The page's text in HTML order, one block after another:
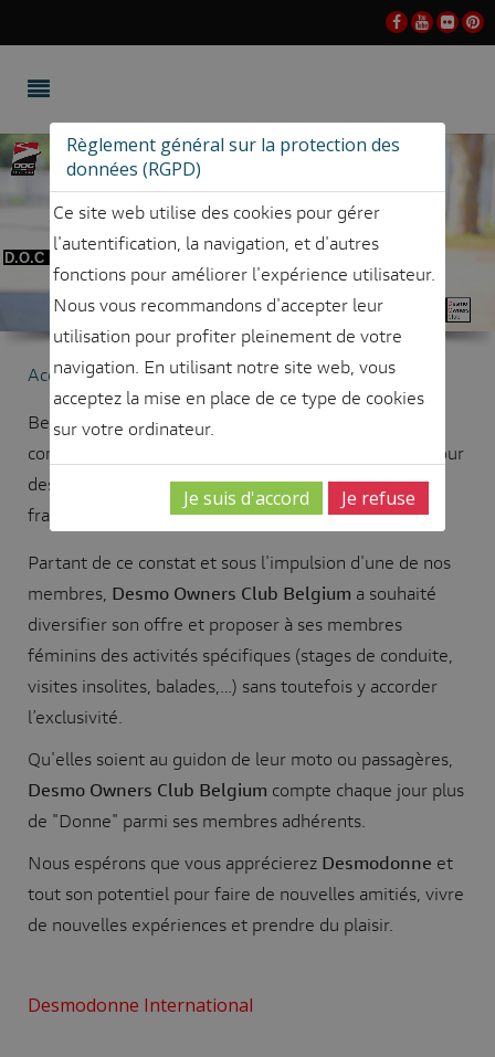
D.O.C DESMODONNE
Accueil EXPERIENCE DESMO DONNE
Beaucoup de femmes apprécient accompagner leur
compagnon en duo lors des sorties dominicales ou pour
des voyages tandis que de plus en plus d’entre-elles
franchissent le pas et acquierent leur propre moto.
Partant de ce constat et sous l'impulsion d'une de nos
membres, Desmo Owners Club Belgium a souhaité
diversifier son offre et proposer à ses membres
féminins des activités spécifiques (stages de conduite,
visites insolites, balades,…) sans toutefois y accorder
l’exclusivité.
Qu'elles soient au guidon de leur moto ou passagères,
Desmo Owners Club Belgium compte chaque jour plus
de "Donne" parmi ses membres adhérents.
Nous espérons que vous apprécierez Desmodonne et
tout son potentiel pour faire de nouvelles amitiés, vivre
de nouvelles expériences et prendre du plaisir.
Desmodonne International
Règlement général sur la protection des
données (RGPD)
Ce site web utilise des cookies pour gérer
l'autentification, la navigation, et d'autres
fonctions pour améliorer l'expérience utilisateur.
Nous vous recommandons d'accepter leur
utilisation pour profiter pleinement de votre
navigation. En utilisant notre site web, vous
acceptez la mise en place de ce type de cookies
sur votre ordinateur.
Je suis d'accord Je refuse